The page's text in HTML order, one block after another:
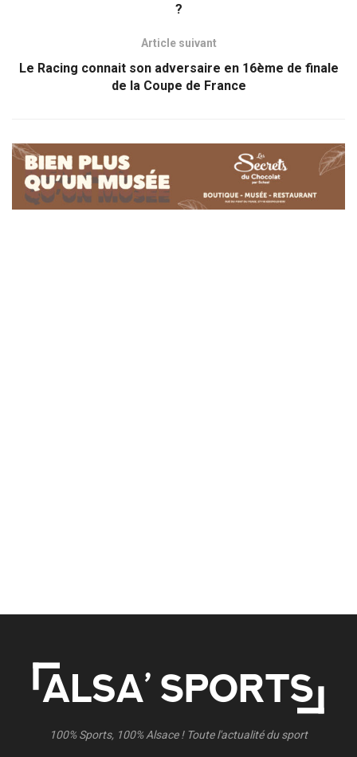
?
Article suivant
Le Racing connait son adversaire en 16ème de finale
de la Coupe de France
100% Sports, 100% Alsace ! Toute l'actualité du sport